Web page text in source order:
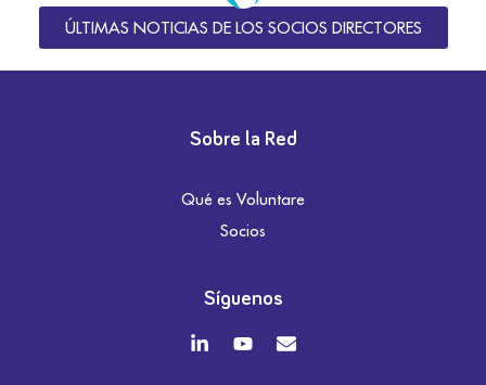
ÚLTIMAS NOTICIAS DE LOS SOCIOS DIRECTORES
Sobre la Red
Qué es Voluntare
Socios
Síguenos